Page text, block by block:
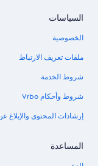
السياسات
الخصوصية
ملفات تعريف الارتباط
شروط الخدمة
شروط وأحكام Vrbo
إرشادات المحتوى والإبلاغ
المساعدة